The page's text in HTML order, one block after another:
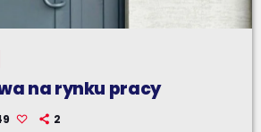
na rynku pracy
2